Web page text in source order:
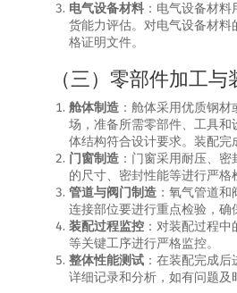
电气设备材料 ：电气设备材
货能力评估。对电气设备材
格证明文件。
（三）零部件加工与
舱体制造 ：舱体采用优质钢
场，准备所需零部件、工具
体结构符合设计要求。装配完
门窗制造 ：门窗采用耐压、
的尺寸、密封性能等进行严格
管道与阀门制造 ：氧气管道
连接部位要进行重点检验，确
装配过程监控 ：对装配过程
等关键工序进行严格监控。
整体性能测试 ：在装配完成
详细记录和分析，如有问题及